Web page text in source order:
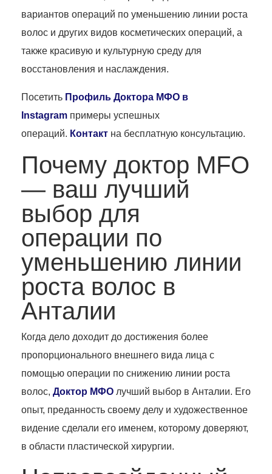
вариантов операций по уменьшению линии роста
волос и других видов косметических операций, а
также красивую и культурную среду для
восстановления и наслаждения.
Посетить Профиль Доктора МФО в
Instagram примеры успешных
операций. Контакт на бесплатную консультацию.
Почему доктор MFO
— ваш лучший
выбор для
операции по
уменьшению линии
роста волос в
Анталии
Когда дело доходит до достижения более
пропорционального внешнего вида лица с
помощью операции по снижению линии роста
волос, Доктор МФО лучший выбор в Анталии. Его
опыт, преданность своему делу и художественное
видение сделали его именем, которому доверяют,
в области пластической хирургии.